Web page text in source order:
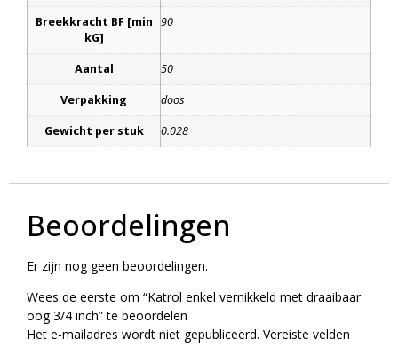
Breekkracht BF [min
kG]
90
Aantal 50
Verpakking doos
Gewicht per stuk 0.028
Beoordelingen
Er zijn nog geen beoordelingen.
Wees de eerste om “Katrol enkel vernikkeld met draaibaar
oog 3/4 inch” te beoordelen
Het e-mailadres wordt niet gepubliceerd. Vereiste velden